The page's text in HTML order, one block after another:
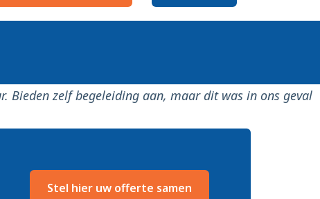
Bieden zelf begeleiding aan, maar dit was in ons geval
Stel hier uw offerte samen